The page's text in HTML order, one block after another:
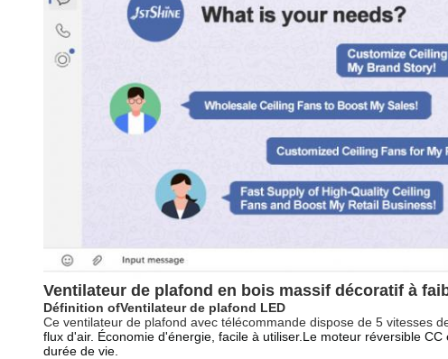
Ventilateur de plafond en bois massif décoratif à
Définition ofVentilateur de plafond LED
Ce ventilateur de plafond avec télécommande dispose de 5 vitesses
flux d'air. Économie d'énergie, facile à utiliser.Le moteur réversible
durée de vie.